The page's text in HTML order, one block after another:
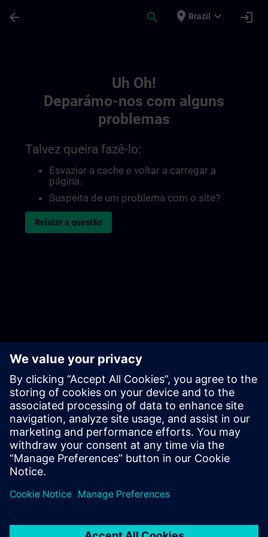
arrow_back search place Brazil expand_more login
Uh Oh!
Deparámo-nos com alguns
problemas
Talvez queira fazê-lo:
Esvaziar a cache e voltar a carregar a
página.
Suspeita de um problema com o site?
Relatar a questão